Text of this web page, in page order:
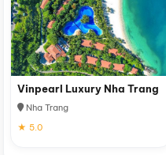
Vinpearl Luxury Nha Trang
Nha Trang
★ 5.0